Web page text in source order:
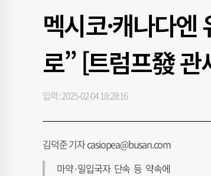
멕시코·캐나다
로” [트럼프發 관
입력 : 2025-02-04 18:28:16
김덕준 기자 casiopea@busan.com
마약·밀입국자 단속 등 약속에